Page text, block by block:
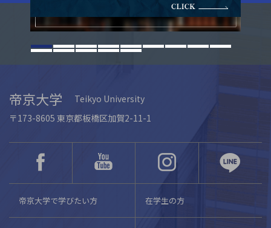
帝京大学
Teikyo University
〒173-8605 東京都板橋区加賀2-11-1
帝京大学で学びたい方 在学生の方